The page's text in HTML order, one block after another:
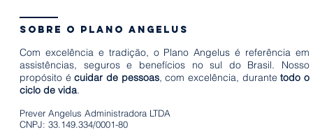
desenvolvimento
em
horas
sobre o plano angelus
Com excelência e tradição, o Plano Angelus é referência em
assistências, seguros e benefícios no sul do Brasil. Nosso
propósito écuidar de pessoas, com excelência, durantetodo o
ciclo de vida.
Prever Angelus Administradora LTDA
CNPJ: 33.149.334/0001-80